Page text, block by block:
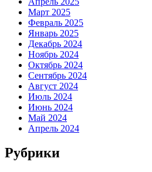
Март 2025
Февраль 2025
Январь 2025
Декабрь 2024
Ноябрь 2024
Октябрь 2024
Сентябрь 2024
Август 2024
Июль 2024
Июнь 2024
Май 2024
Апрель 2024
Рубрики